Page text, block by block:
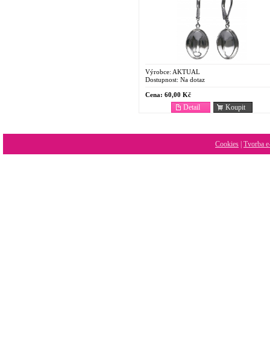
Výrobce: AKTUAL
Dostupnost: Na dotaz
Cena: 60,00 Kč
Koupit
Detail
Cookies Tvorba